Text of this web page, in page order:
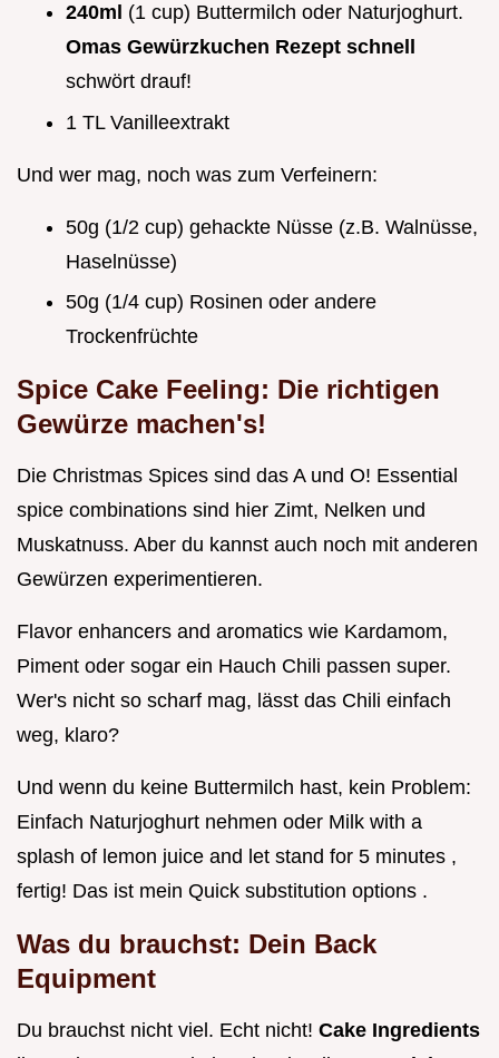
240ml (1 cup) Buttermilch oder Naturjoghurt.
Omas Gewürzkuchen Rezept schnell
schwört drauf!
1 TL Vanilleextrakt
Und wer mag, noch was zum Verfeinern:
50g (1/2 cup) gehackte Nüsse (z.B. Walnüsse,
Haselnüsse)
50g (1/4 cup) Rosinen oder andere
Trockenfrüchte
Spice Cake Feeling: Die richtigen
Gewürze machen's!
Die Christmas Spices sind das A und O! Essential
spice combinations sind hier Zimt, Nelken und
Muskatnuss. Aber du kannst auch noch mit anderen
Gewürzen experimentieren.
Flavor enhancers and aromatics wie Kardamom,
Piment oder sogar ein Hauch Chili passen super.
Wer's nicht so scharf mag, lässt das Chili einfach
weg, klaro?
Und wenn du keine Buttermilch hast, kein Problem:
Einfach Naturjoghurt nehmen oder Milk with a
splash of lemon juice and let stand for 5 minutes ,
fertig! Das ist mein Quick substitution options .
Was du brauchst: Dein Back
Equipment
Du brauchst nicht viel. Echt nicht! Cake Ingredients